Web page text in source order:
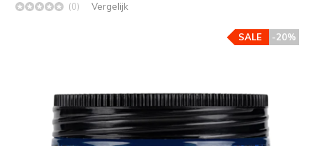
(0) Vergelijk
-20%
SALE